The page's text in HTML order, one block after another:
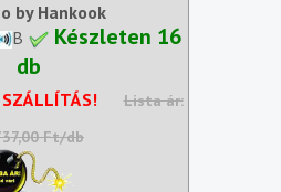
by Hankook
B
Készleten 16
db
SZÁLLÍTÁS!
Lista ár:
Ft/db